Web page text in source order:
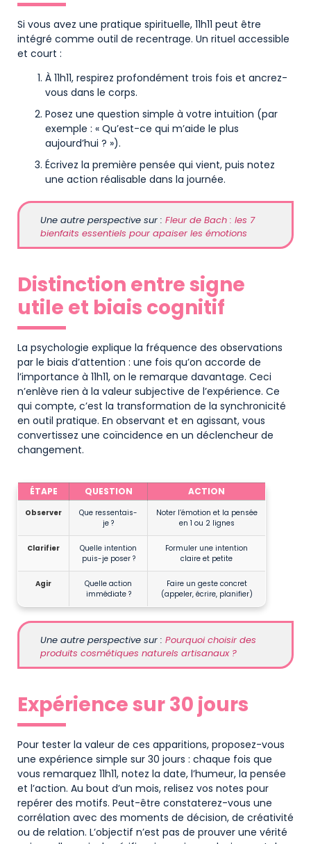
Si vous avez une pratique spirituelle, 11h11 peut être
intégré comme outil de recentrage. Un rituel accessible
et court :
À 11h11, respirez profondément trois fois et ancrez-
vous dans le corps.
Posez une question simple à votre intuition (par
exemple : « Qu’est-ce qui m’aide le plus
aujourd’hui ? »).
Écrivez la première pensée qui vient, puis notez
une action réalisable dans la journée.
Une autre perspective sur : Fleur de Bach : les 7
bienfaits essentiels pour apaiser les émotions
Distinction entre signe
utile et biais cognitif
La psychologie explique la fréquence des observations
par le biais d’attention : une fois qu’on accorde de
l’importance à 11h11, on le remarque davantage. Ceci
n’enlève rien à la valeur subjective de l’expérience. Ce
qui compte, c’est la transformation de la synchronicité
en outil pratique. En observant et en agissant, vous
convertissez une coïncidence en un déclencheur de
changement.
ÉTAPE QUESTION ACTION
Observer
Que ressentais-
je ?
Noter l’émotion et la pensée
en 1 ou 2 lignes
Clarifier
Quelle intention
puis-je poser ?
Formuler une intention
claire et petite
Agir
Quelle action
immédiate ?
Faire un geste concret
(appeler, écrire, planifier)
Une autre perspective sur : Pourquoi choisir des
produits cosmétiques naturels artisanaux ?
Expérience sur 30 jours
Pour tester la valeur de ces apparitions, proposez-vous
une expérience simple sur 30 jours : chaque fois que
vous remarquez 11h11, notez la date, l’humeur, la pensée
et l’action. Au bout d’un mois, relisez vos notes pour
repérer des motifs. Peut-être constaterez-vous une
corrélation avec des moments de décision, de créativité
ou de relation. L’objectif n’est pas de prouver une vérité